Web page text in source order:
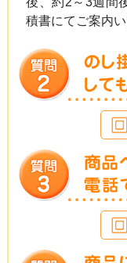
積書にてご案内い